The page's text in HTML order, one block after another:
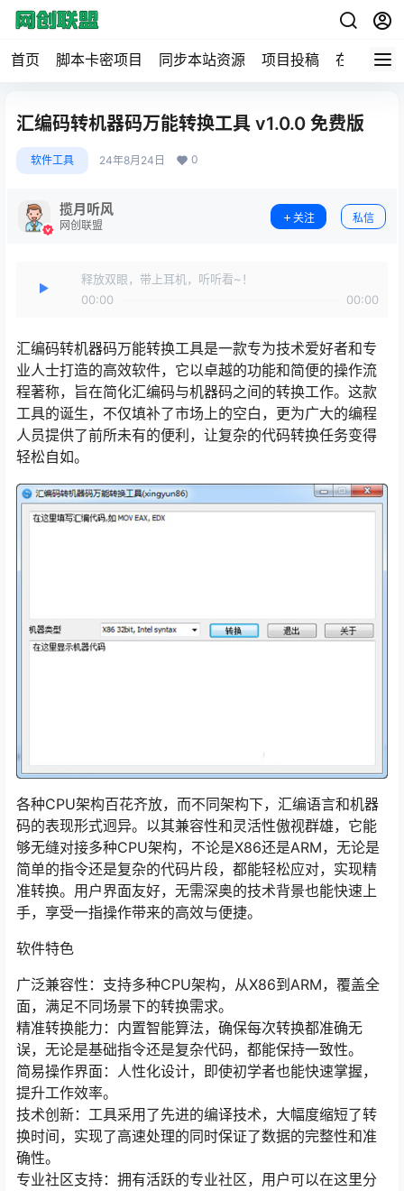
首页 脚本卡密项目 同步本站资源 项目投稿 在线工具
汇编码转机器码万能转换工具 v1.0.0 免费版
软件工具 24年8月24日 0
揽月听风
网创联盟
关注 私信
释放双眼，带上耳机，听听看~！
00:00
00:00
汇编码转机器码万能转换工具是一款专为技术爱好者和专
业人士打造的高效软件，它以卓越的功能和简便的操作流
程著称，旨在简化汇编码与机器码之间的转换工作。这款
工具的诞生，不仅填补了市场上的空白，更为广大的编程
人员提供了前所未有的便利，让复杂的代码转换任务变得
轻松自如。
各种CPU架构百花齐放，而不同架构下，汇编语言和机器
码的表现形式迥异。以其兼容性和灵活性傲视群雄，它能
够无缝对接多种CPU架构，不论是X86还是ARM，无论是
简单的指令还是复杂的代码片段，都能轻松应对，实现精
准转换。用户界面友好，无需深奥的技术背景也能快速上
手，享受一指操作带来的高效与便捷。
软件特色
广泛兼容性：支持多种CPU架构，从X86到ARM，覆盖全
面，满足不同场景下的转换需求。
精准转换能力：内置智能算法，确保每次转换都准确无
误，无论是基础指令还是复杂代码，都能保持一致性。
简易操作界面：人性化设计，即使初学者也能快速掌握，
提升工作效率。
技术创新：工具采用了先进的编译技术，大幅度缩短了转
换时间，实现了高速处理的同时保证了数据的完整性和准
确性。
专业社区支持：拥有活跃的专业社区，用户可以在这里分